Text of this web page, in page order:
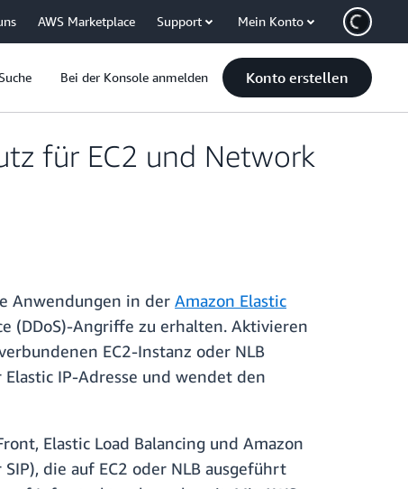
AWS Marketplace Support Mein Konto
Bei der Konsole anmelden Konto erstellen
für EC2 und Network
Anwendungen in der Amazon Elastic
(DDoS)-Angriffe zu erhalten. Aktivieren
EC2-Instanz oder NLB
IP-Adresse und wendet den
Elastic Load Balancing und Amazon
die auf EC2 oder NLB ausgeführt